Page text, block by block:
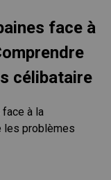
face à
célibataire